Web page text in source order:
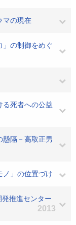
マの現在
の制御をめぐ
る死者への公益
隔－高取正男
ノ」の位置づけ
推進センター
2013